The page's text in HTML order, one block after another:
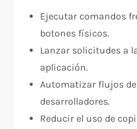
Ejecutar comandos
botones físicos.
Lanzar solicitudes a
aplicación.
Automatizar flujos
desarrolladores.
Reducir el uso de